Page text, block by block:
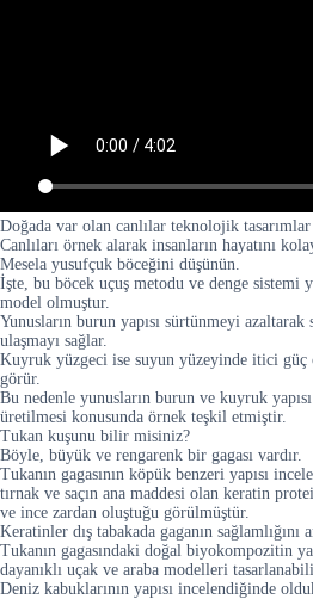
Doğada var olan canlılar teknolojik
Canlıları örnek alarak insanların hayatını
Mesela yusufçuk böceğini düşünün.
İşte, bu böcek uçuş metodu ve denge sistemi
model olmuştur.
Yunusların burun yapısı sürtünmeyi
ulaşmayı sağlar.
Kuyruk yüzgeci ise suyun yüzeyinde itici
görür.
Bu nedenle yunusların burun ve kuyruk
üretilmesi konusunda örnek teşkil etmiştir.
Tukan kuşunu bilir misiniz?
Böyle, büyük ve rengarenk bir gagası vardır.
Tukanın gagasının köpük benzeri yapısı
tırnak ve saçın ana maddesi olan keratin
ve ince zardan oluştuğu görülmüştür.
Keratinler dış tabakada gaganın
Tukanın gagasındaki doğal biyokompozitin
dayanıklı uçak ve araba modelleri
Deniz kabuklarının yapısı incelendiğinde